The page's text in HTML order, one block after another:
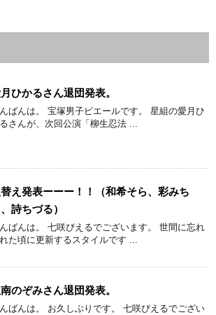
ひかるさん退団発表。
ばんは。 宝塚男子ピエールです。 星組の愛月ひ
さんが、次回公演「柳生忍法 ...
え発表ーーー！！（和希そら、彩みち
詩ちづる）
ばんは。 七咲ぴえるでございます。 世間に忘れ
た頃に更新するスタイルです ...
のぞみさん退団発表。
ばんは。 お久しぶりです。 七咲ぴえるでござい